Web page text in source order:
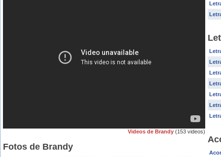
Videos de Brandy (153 videos)
Fotos de Brandy